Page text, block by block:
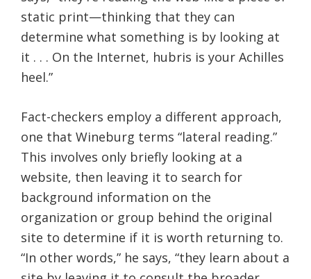
static print—thinking that they can
determine what something is by looking at
it . . . On the Internet, hubris is your Achilles
heel.”
Fact-checkers employ a different approach,
one that Wineburg terms “lateral reading.”
This involves only briefly looking at a
website, then leaving it to search for
background information on the
organization or group behind the original
site to determine if it is worth returning to.
“In other words,” he says, “they learn about a